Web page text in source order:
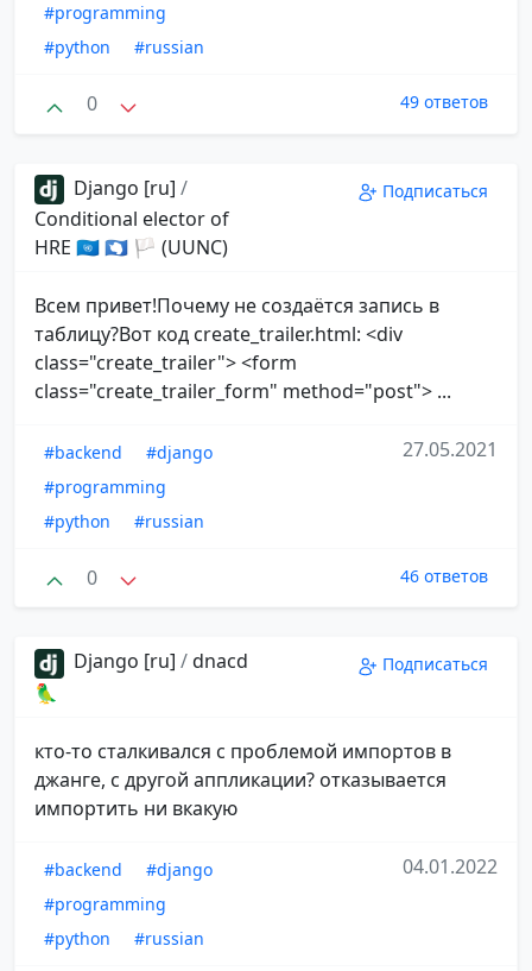
#programming
#python
#russian
0 49 ответов
Django [ru] /
Conditional elector of
HRE 🇺🇳 🇦🇶 🏳 (UUNC)
Подписаться
Всем привет!Почему не создаётся запись в
таблицу?Вот код create_trailer.html: <div
class="create_trailer"> <form
class="create_trailer_form" method="post"> ...
#backend
#django
#programming
#python
#russian
27.05.2021
0 46 ответов
Django [ru] /dnacd
🦜
Подписаться
кто-то сталкивался с проблемой импортов в
джанге, с другой аппликации? отказывается
импортить ни вкакую
#backend
#django
#programming
#python
#russian
04.01.2022